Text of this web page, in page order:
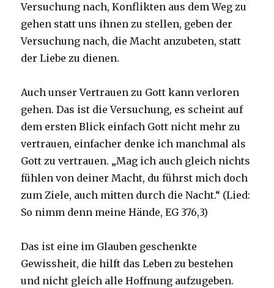
Versuchung nach, Konflikten aus dem Weg zu
gehen statt uns ihnen zu stellen, geben der
Versuchung nach, die Macht anzubeten, statt
der Liebe zu dienen.
Auch unser Vertrauen zu Gott kann verloren
gehen. Das ist die Versuchung, es scheint auf
dem ersten Blick einfach Gott nicht mehr zu
vertrauen, einfacher denke ich manchmal als
Gott zu vertrauen. „Mag ich auch gleich nichts
fühlen von deiner Macht, du führst mich doch
zum Ziele, auch mitten durch die Nacht.“ (Lied:
So nimm denn meine Hände, EG 376,3)
Das ist eine im Glauben geschenkte
Gewissheit, die hilft das Leben zu bestehen
und nicht gleich alle Hoffnung aufzugeben.